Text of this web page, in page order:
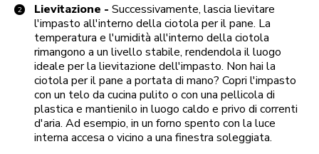
Lievitazione - Successivamente, lascia lievitare
l'impasto all'interno della ciotola per il pane. La
temperatura e l'umidità all'interno della ciotola
rimangono a un livello stabile, rendendola il luogo
ideale per la lievitazione dell'impasto. Non hai la
ciotola per il pane a portata di mano? Copri l'impasto
con un telo da cucina pulito o con una pellicola di
plastica e mantienilo in luogo caldo e privo di correnti
d'aria. Ad esempio, in un forno spento con la luce
interna accesa o vicino a una finestra soleggiata.